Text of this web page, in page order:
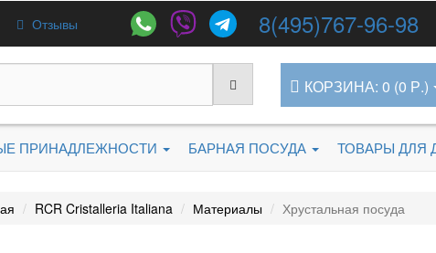
Отзывы 8(495)767-96-98
КОРЗИНА: 0 (0 Р.)
ПРИНАДЛЕЖНОСТИ БАРНАЯ ПОСУДА ТОВАРЫ ДЛЯ
RCR Cristalleria Italiana Материалы Хрустальная посуда